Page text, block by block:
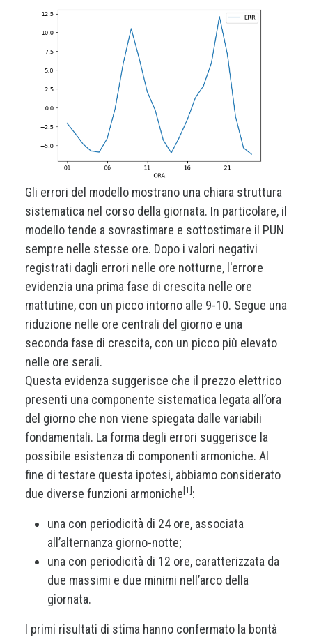
Gli errori del modello mostrano una chiara struttura
sistematica nel corso della giornata. In particolare, il
modello tende a sovrastimare e sottostimare il PUN
sempre nelle stesse ore. Dopo i valori negativi
registrati dagli errori nelle ore notturne, l'errore
evidenzia una prima fase di crescita nelle ore
mattutine, con un picco intorno alle 9-10. Segue una
riduzione nelle ore centrali del giorno e una
seconda fase di crescita, con un picco più elevato
nelle ore serali.
Questa evidenza suggerisce che il prezzo elettrico
presenti una componente sistematica legata all’ora
del giorno che non viene spiegata dalle variabili
fondamentali. La forma degli errori suggerisce la
possibile esistenza di componenti armoniche. Al
fine di testare questa ipotesi, abbiamo considerato
due diverse funzioni armoniche[1]:
una con periodicità di 24 ore, associata
all’alternanza giorno-notte;
una con periodicità di 12 ore, caratterizzata da
due massimi e due minimi nell’arco della
giornata.
I primi risultati di stima hanno confermato la bontà